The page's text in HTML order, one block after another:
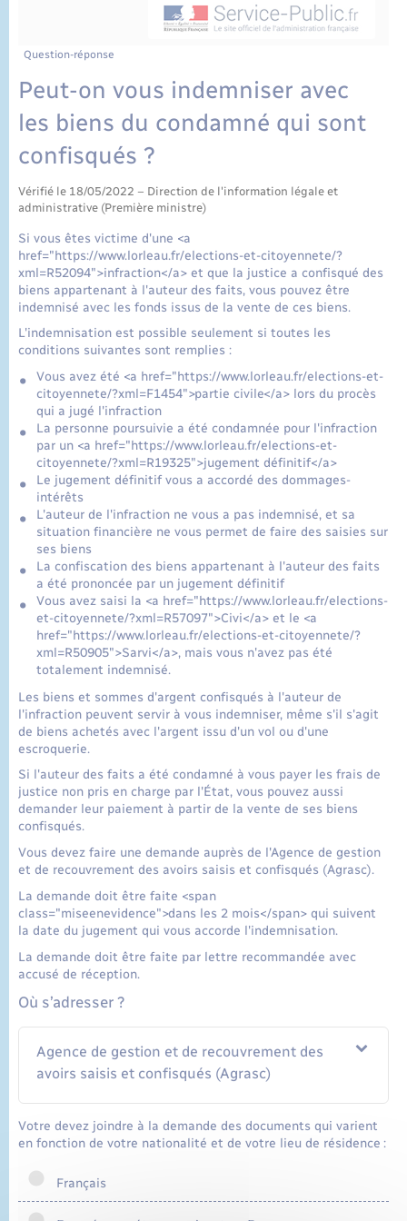
Question-réponse
Peut-on vous indemniser avec
les biens du condamné qui sont
confisqués ?
Vérifié le 18/05/2022 – Direction de l'information légale et
administrative (Première ministre)
Si vous êtes victime d'une <a
href="https://www.lorleau.fr/elections-et-citoyennete/?
xml=R52094">infraction</a> et que la justice a confisqué des
biens appartenant à l'auteur des faits, vous pouvez être
indemnisé avec les fonds issus de la vente de ces biens.
L'indemnisation est possible seulement si toutes les
conditions suivantes sont remplies :
Vous avez été <a href="https://www.lorleau.fr/elections-et-
citoyennete/?xml=F1454">partie civile</a> lors du procès
qui a jugé l'infraction
La personne poursuivie a été condamnée pour l'infraction
par un <a href="https://www.lorleau.fr/elections-et-
citoyennete/?xml=R19325">jugement définitif</a>
Le jugement définitif vous a accordé des dommages-
intérêts
L'auteur de l'infraction ne vous a pas indemnisé, et sa
situation financière ne vous permet de faire des saisies sur
ses biens
La confiscation des biens appartenant à l'auteur des faits
a été prononcée par un jugement définitif
Vous avez saisi la <a href="https://www.lorleau.fr/elections-
et-citoyennete/?xml=R57097">Civi</a> et le <a
href="https://www.lorleau.fr/elections-et-citoyennete/?
xml=R50905">Sarvi</a>, mais vous n'avez pas été
totalement indemnisé.
Les biens et sommes d'argent confisqués à l'auteur de
l'infraction peuvent servir à vous indemniser, même s'il s'agit
de biens achetés avec l'argent issu d'un vol ou d'une
escroquerie.
Si l'auteur des faits a été condamné à vous payer les frais de
justice non pris en charge par l'État, vous pouvez aussi
demander leur paiement à partir de la vente de ses biens
confisqués.
Vous devez faire une demande auprès de l'Agence de gestion
et de recouvrement des avoirs saisis et confisqués (Agrasc).
La demande doit être faite <span
class="miseenevidence">dans les 2 mois</span> qui suivent
la date du jugement qui vous accorde l'indemnisation.
La demande doit être faite par lettre recommandée avec
accusé de réception.
Où s’adresser ?
Agence de gestion et de recouvrement des
avoirs saisis et confisqués (Agrasc)
Votre devez joindre à la demande des documents qui varient
en fonction de votre nationalité et de votre lieu de résidence :
Français